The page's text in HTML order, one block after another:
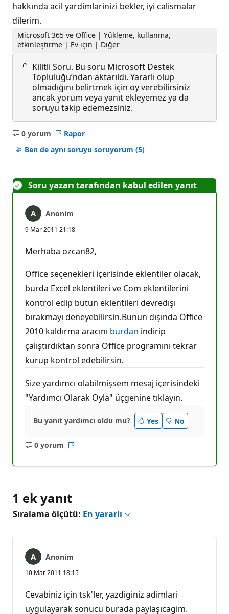
hakkında acil yardimlarinizi bekler, iyi calismalar
dilerim.
Microsoft 365 ve Office | Yükleme, kullanma,
etkinleştirme | Ev için | Diğer
Kilitli Soru. Bu soru Microsoft Destek
Topluluğu’ndan aktarıldı. Yararlı olup
olmadığını belirtmek için oy verebilirsiniz
ancak yorum veya yanıt ekleyemez ya da
soruyu takip edemezsiniz.
0 yorum
Açıklama
yok
Rapor
Ben de aynı soruyu soruyorum (5)
Soru yazarı tarafından kabul edilen yanıt
Anonim
9 Mar 2011 21:18
Merhaba ozcan82,
Office seçenekleri içerisinde eklentiler olacak,
burda Excel eklentileri ve Com eklentilerini
kontrol edip bütün eklentileri devredışı
bırakmayı deneyebilirsin.Bunun dışında Office
2010 kaldırma aracını burdan indirip
çalıştırdıktan sonra Office programını tekrar
kurup kontrol edebilirsin.
Size yardımcı olabilmişsem mesaj içerisindeki
"Yardımcı Olarak Oyla" üçgenine tıklayın.
Bu yanıt yardımcı oldu mu? Yes No
0 yorum
Açıklama
1 ek yanıt
Sıralama ölçütü: En yararlı
Anonim
10 Mar 2011 18:15
Cevabiniz için tsk'ler, yazdiginiz adimlari
uygulayarak sonucu burada paylaşıcagim.